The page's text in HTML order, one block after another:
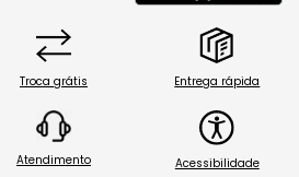
Troca grátis Entrega rápida
Atendimento Acessibilidade